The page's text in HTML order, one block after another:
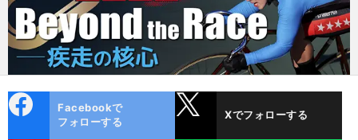
ok
Facebookで
フォローする
Xでフォローする